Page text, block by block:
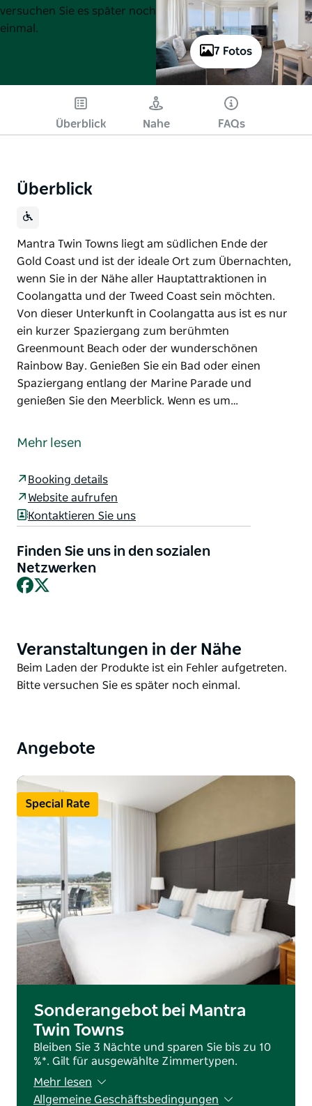
7 Fotos
versuchen Sie es später noch
einmal.
Überblick Nahe FAQs
Überblick
Mantra Twin Towns liegt am südlichen Ende der
Gold Coast und ist der ideale Ort zum Übernachten,
wenn Sie in der Nähe aller Hauptattraktionen in
Coolangatta und der Tweed Coast sein möchten.
Von dieser Unterkunft in Coolangatta aus ist es nur
ein kurzer Spaziergang zum berühmten
Greenmount Beach oder der wunderschönen
Rainbow Bay. Genießen Sie ein Bad oder einen
Spaziergang entlang der Marine Parade und
genießen Sie den Meerblick. Wenn es um…
Gold Coast und ist der ideale Ort zum Übernachten,
Von dieser Unterkunft in Coolangatta aus ist es nur
ein kurzer Spaziergang zum berühmten
Greenmount Beach oder der wunderschönen
Rainbow Bay. Genießen Sie ein Bad oder einen
Spaziergang entlang der Marine Parade und
genießen Sie den Meerblick.
Sie umgeben von Restaurants, Bars und allem, was
der Twin Towns Services Club zu bieten hat.
Dieses Hotel akzeptiert kein Bargeld als
Mehr lesen
Booking details
Website aufrufen
Kontaktieren Sie uns
Finden Sie uns in den sozialen
Netzwerken
Facebook
Product
List
Veranstaltungen in der Nähe
Product
List
Beim Laden der Produkte ist ein Fehler aufgetreten.
Bitte versuchen Sie es später noch einmal.
Angebote
Special Rate
Sonderangebot bei Mantra
Twin Towns
Bleiben Sie 3 Nächte und sparen Sie bis zu 10
%*. Gilt für ausgewählte Zimmertypen.
Mehr lesen
Allgemeine Geschäftsbedingungen